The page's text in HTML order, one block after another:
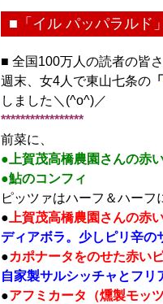
■「イル パッパラルド
■ 全国100万人の読者の皆
週末、女4人で東山七条の 「
しました＼(^o^)／
*****************
前菜に、
●上賀茂高橋農園さんの赤
●鮎のコンフィ
ピッツァはハーフ＆ハーフ
●上賀茂高橋農園さんの赤
ディアボラ。少しピリ辛の
●カポナータをのせた赤い
自家製サルシッチャとフリ
●アフミカータ（燻製モッ